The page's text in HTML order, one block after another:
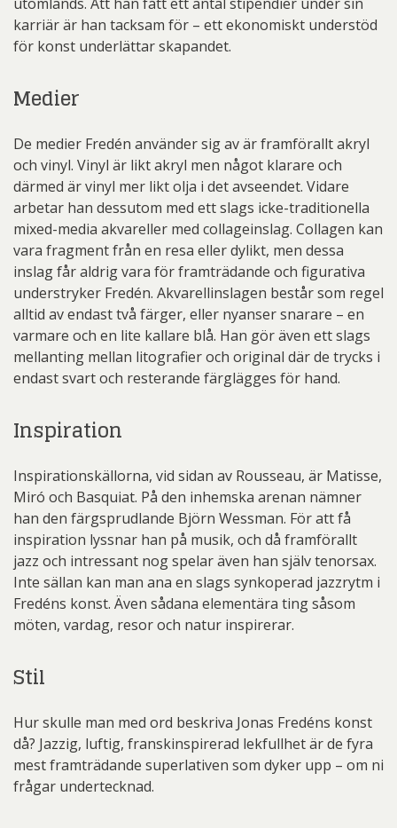
karriär är han tacksam för – ett ekonomiskt understöd
för konst underlättar skapandet.
Medier
De medier Fredén använder sig av är framförallt akryl
och vinyl. Vinyl är likt akryl men något klarare och
därmed är vinyl mer likt olja i det avseendet. Vidare
arbetar han dessutom med ett slags icke-traditionella
mixed-media akvareller med collageinslag. Collagen kan
vara fragment från en resa eller dylikt, men dessa
inslag får aldrig vara för framträdande och figurativa
understryker Fredén. Akvarellinslagen består som regel
alltid av endast två färger, eller nyanser snarare – en
varmare och en lite kallare blå. Han gör även ett slags
mellanting mellan litografier och original där de trycks i
endast svart och resterande färglägges för hand.
Inspiration
Inspirationskällorna, vid sidan av Rousseau, är Matisse,
Miró och Basquiat. På den inhemska arenan nämner
han den färgsprudlande Björn Wessman. För att få
inspiration lyssnar han på musik, och då framförallt
jazz och intressant nog spelar även han själv tenorsax.
Inte sällan kan man ana en slags synkoperad jazzrytm i
Fredéns konst. Även sådana elementära ting såsom
möten, vardag, resor och natur inspirerar.
Stil
Hur skulle man med ord beskriva Jonas Fredéns konst
då? Jazzig, luftig, franskinspirerad lekfullhet är de fyra
mest framträdande superlativen som dyker upp – om ni
frågar undertecknad.